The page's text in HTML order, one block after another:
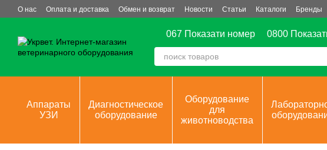
Перейти к основному контенту
О нас Оплата и доставка Обмен и возврат Новости Статьи Каталоги Бренды
067 Показати номер 0800
Аппараты
УЗИ
Диагностическое
оборудование
Оборудование
для
животноводства